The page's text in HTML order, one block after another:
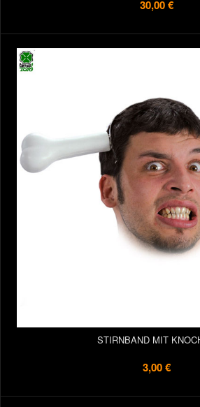
30,00 €
STIRNBAND MIT
3,00 €